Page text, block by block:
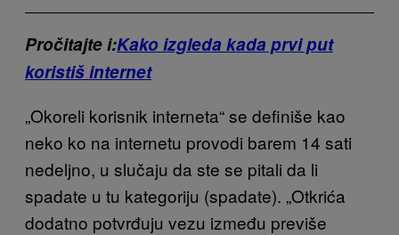
Pročitajte i:Kako izgleda kada prvi put
koristiš internet
„Okoreli korisnik interneta“ se definiše kao
neko ko na internetu provodi barem 14 sati
nedeljno, u slučaju da ste se pitali da li
spadate u tu kategoriju (spadate). „Otkrića
dodatno potvrđuju vezu između previše